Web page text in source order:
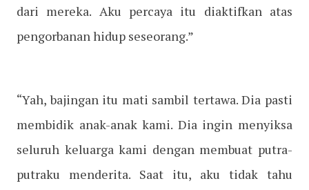
dari mereka. Aku percaya itu diaktifkan atas
pengorbanan hidup seseorang.”
“Yah, bajingan itu mati sambil tertawa. Dia pasti
membidik anak-anak kami. Dia ingin menyiksa
seluruh keluarga kami dengan membuat putra-
putraku menderita. Saat itu, aku tidak tahu